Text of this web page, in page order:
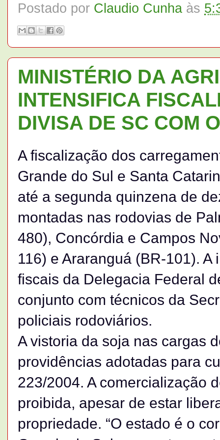
Postado por Claudio Cunha às
MINISTÉRIO DA
INTENSIFICA
DIVISA DE SC COM
A fiscalização dos
Grande do Sul e Santa
até a segunda quinzena de
montadas nas rodovias de
480), Concórdia e Campos
116) e Araranguá (BR-101).
fiscais da Delegacia Federal
conjunto com técnicos da
policiais rodoviários.
A vistoria da soja nas cargas
providências adotadas para
223/2004. A comercialização
proibida, apesar de estar
propriedade. “O estado é o